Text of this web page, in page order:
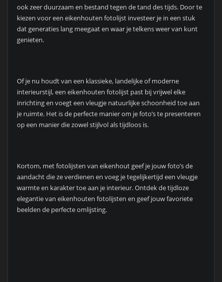
ook zeer duurzaam en bestand tegen de tand des tijds. Door te
kiezen voor een eikenhouten fotolijst investeer je in een stuk
dat generaties lang meegaat en waar je telkens weer van kunt
genieten.
Of je nu houdt van een klassieke, landelijke of moderne
interieurstijl, een eikenhouten fotolijst past bij vrijwel elke
inrichting en voegt een vleugje natuurlijke schoonheid toe aan
je ruimte. Het is de perfecte manier om je foto’s te presenteren
op een manier die zowel stijlvol als tijdloos is.
Kortom, met fotolijsten van eikenhout geef je jouw foto’s de
aandacht die ze verdienen en voeg je tegelijkertijd een vleugje
warmte en karakter toe aan je interieur. Ontdek de tijdloze
elegantie van eikenhouten fotolijsten en geef jouw favoriete
beelden de perfecte omlijsting.